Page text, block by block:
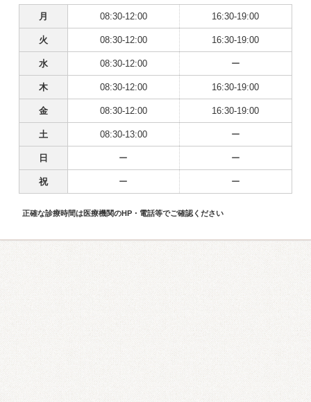
月 08:30-12:00 16:30-19:00
火 08:30-12:00 16:30-19:00
水 08:30-12:00 ー
木 08:30-12:00 16:30-19:00
金 08:30-12:00 16:30-19:00
土 08:30-13:00 ー
日 ー ー
祝 ー ー
正確な診療時間は医療機関のHP・電話等でご確認ください